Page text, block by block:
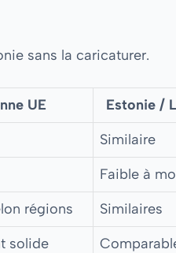
sans la caricaturer.
UE
Estonie /
Similaire
Faible à
régions
Similaires
solide